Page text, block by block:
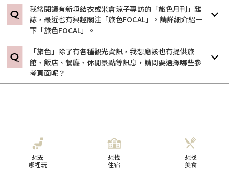
我常閱讀有新垣結衣或米倉涼子專訪的「旅色月刊」雜
誌，最近也有興趣關注「旅色FOCAL」。請詳細介紹一
下「旅色FOCAL」。
「旅色」除了有各種觀光資訊，我想應該也有提供旅
館、飯店、餐廳、休閒景點等訊息，請問要選擇哪些參
考頁面呢？
想去
哪裡玩
想找
住宿
想找
美食